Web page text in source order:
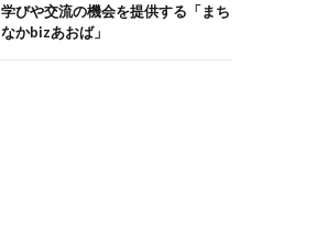
学びや交流の機会を提供する「まち
なかbizあおば」